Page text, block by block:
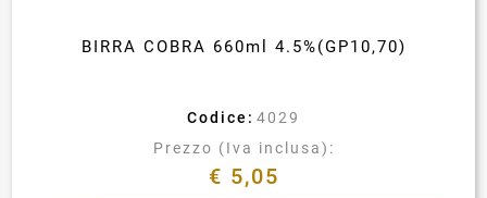
BIRRA COBRA 660ml 4.5%(GP10,70)
Codice: 4029
Prezzo (Iva inclusa):
€ 5,05